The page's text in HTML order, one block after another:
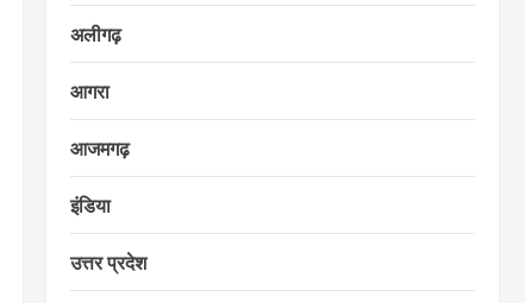
अलीगढ़
आगरा
आजमगढ़
इंडिया
उत्तर प्रदेश